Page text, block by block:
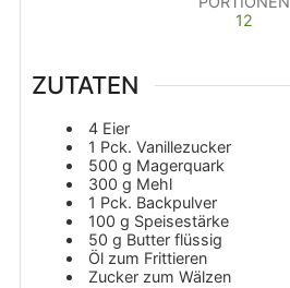
12
ZUTATEN
4 Eier
1 Pck. Vanillezucker
500 g Magerquark
300 g Mehl
1 Pck. Backpulver
100 g Speisestärke
50 g Butter flüssig
Öl zum Frittieren
Zucker zum Wälzen